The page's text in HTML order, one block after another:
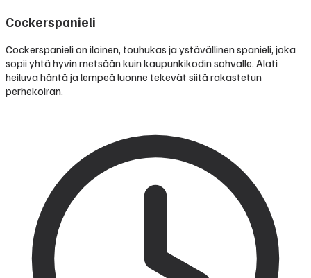
Cockerspanieli
Cockerspanieli on iloinen, touhukas ja ystävällinen spanieli, joka
sopii yhtä hyvin metsään kuin kaupunkikodin sohvalle. Alati
heiluva häntä ja lempeä luonne tekevät siitä rakastetun
perhekoiran.